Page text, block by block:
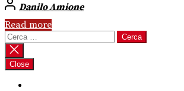
Danilo Amione
Read more
Ricerca
per:
Close